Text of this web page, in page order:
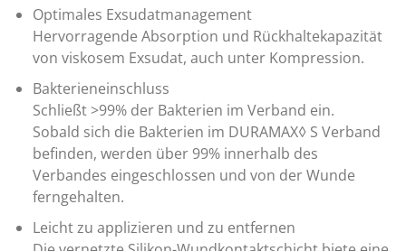
Optimales Exsudatmanagement
Hervorragende Absorption und Rückhaltekapazität
von viskosem Exsudat, auch unter Kompression.
Bakterieneinschluss
Schließt >99% der Bakterien im Verband ein.
Sobald sich die Bakterien im DURAMAX◊ S Verband
befinden, werden über 99% innerhalb des
Verbandes eingeschlossen und von der Wunde
ferngehalten.
Leicht zu applizieren und zu entfernen